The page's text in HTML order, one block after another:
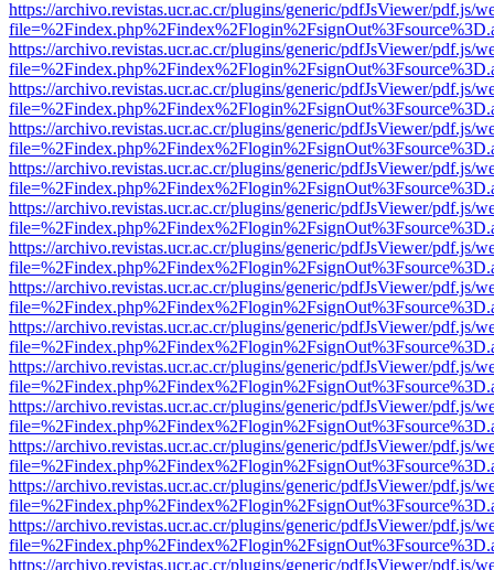
https://archivo.revistas.ucr.ac.cr/plugins/generic/pdfJsViewer/pdf.js/
https://archivo.revistas.ucr.ac.cr/plugins/generic/pdfJsViewer/pdf.js/
https://archivo.revistas.ucr.ac.cr/plugins/generic/pdfJsViewer/pdf.js/
https://archivo.revistas.ucr.ac.cr/plugins/generic/pdfJsViewer/pdf.js/
https://archivo.revistas.ucr.ac.cr/plugins/generic/pdfJsViewer/pdf.js/
https://archivo.revistas.ucr.ac.cr/plugins/generic/pdfJsViewer/pdf.js/
https://archivo.revistas.ucr.ac.cr/plugins/generic/pdfJsViewer/pdf.js/
https://archivo.revistas.ucr.ac.cr/plugins/generic/pdfJsViewer/pdf.js/
https://archivo.revistas.ucr.ac.cr/plugins/generic/pdfJsViewer/pdf.js/
https://archivo.revistas.ucr.ac.cr/plugins/generic/pdfJsViewer/pdf.js/
https://archivo.revistas.ucr.ac.cr/plugins/generic/pdfJsViewer/pdf.js/
https://archivo.revistas.ucr.ac.cr/plugins/generic/pdfJsViewer/pdf.js/
https://archivo.revistas.ucr.ac.cr/plugins/generic/pdfJsViewer/pdf.js/
https://archivo.revistas.ucr.ac.cr/plugins/generic/pdfJsViewer/pdf.js/
https://archivo.revistas.ucr.ac.cr/plugins/generic/pdfJsViewer/pdf.js/